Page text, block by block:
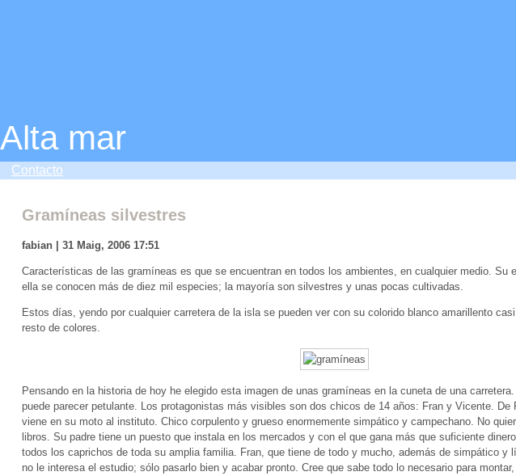
Alta mar
Contacto
Gramíneas silvestres
fabian | 31 Maig, 2006 17:51
Características de las gramíneas es que se encuentran en todos los ambientes, en cualquier medio. Su
ella se conocen más de diez mil especies; la mayoría son silvestres y unas pocas cultivadas.
Estos días, yendo por cualquier carretera de la isla se pueden ver con su colorido blanco amarillento
resto de colores.
Pensando en la historia de hoy he elegido esta imagen de unas gramíneas en la cuneta de una
puede parecer petulante. Los protagonistas más visibles son dos chicos de 14 años: Fran y Vicente. De
viene en su moto al instituto. Chico corpulento y grueso enormemente simpático y campechano. No
libros. Su padre tiene un puesto que instala en los mercados y con el que gana más que suficiente
todos los caprichos de toda su amplia familia. Fran, que tiene de todo y mucho, además de simpático y
no le interesa el estudio; sólo pasarlo bien y acabar pronto. Cree que sabe todo lo necesario para